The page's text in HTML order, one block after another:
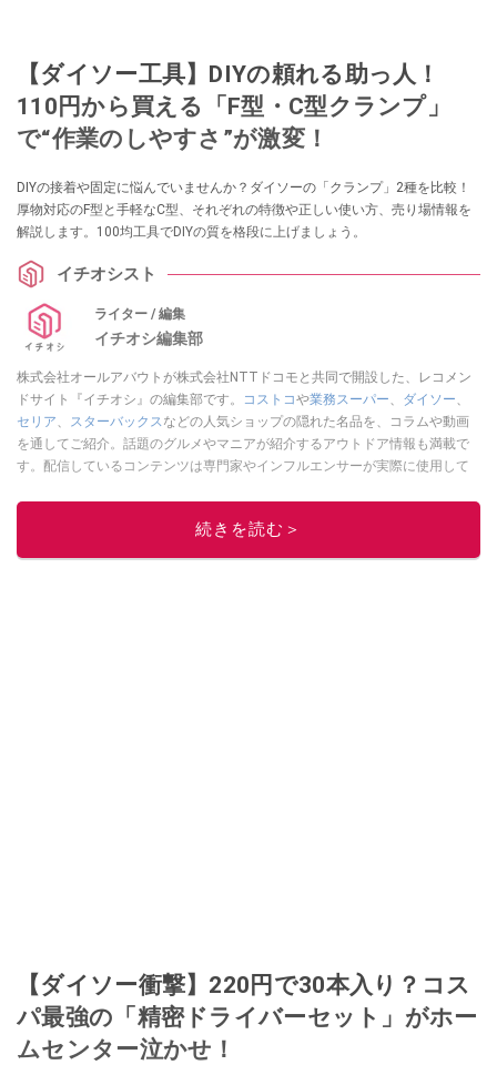
【ダイソー工具】DIYの頼れる助っ人！
110円から買える「F型・C型クランプ」
で“作業のしやすさ”が激変！
DIYの接着や固定に悩んでいませんか？ダイソーの「クランプ」2種を比較！
厚物対応のF型と手軽なC型、それぞれの特徴や正しい使い方、売り場情報を
解説します。100均工具でDIYの質を格段に上げましょう。
イチオシスト
ライター / 編集
イチオシ編集部
株式会社オールアバウトが株式会社NTTドコモと共同で開設した、レコメン
ドサイト『イチオシ』の編集部です。
コストコや業務スーパー、 ダイソー、
セリア、 スターバックスなどの人気ショップの隠れた名品を、コラムや動画
を通してご紹介。話題のグルメやマニアが紹介するアウトドア情報も満載で
す。配信しているコンテンツは専門家やインフルエンサーが実際に使用して
ニュースでフォロー
続きを読む＞
【ダイソー衝撃】220円で30本入り？コス
パ最強の「精密ドライバーセット」がホー
ムセンター泣かせ！